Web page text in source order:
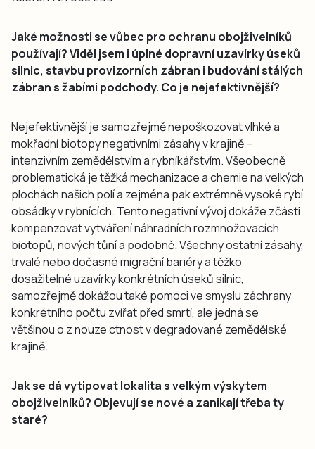
Jaké možnosti se vůbec pro ochranu obojživelníků
používají? Viděl jsem i úplné dopravní uzavírky úseků
silnic, stavbu provizorních zábran i budování stálých
zábran s žabími podchody. Co je nejefektivnější?
Nejefektivnější je samozřejmě nepoškozovat vlhké a
mokřadní biotopy negativními zásahy v krajině –
intenzivním zemědělstvím a rybníkářstvím. Všeobecně
problematická je těžká mechanizace a chemie na velkých
plochách našich polí a zejména pak extrémně vysoké rybí
obsádky v rybnících. Tento negativní vývoj dokáže zčásti
kompenzovat vytváření náhradních rozmnožovacích
biotopů, nových tůní a podobně. Všechny ostatní zásahy,
trvalé nebo dočasné migrační bariéry a těžko
dosažitelné uzavírky konkrétních úseků silnic,
samozřejmě dokážou také pomoci ve smyslu záchrany
konkrétního počtu zvířat před smrtí, ale jedná se
většinou o z nouze ctnost v degradované zemědělské
krajině.
Jak se dá vytipovat lokalita s velkým výskytem
obojživelníků? Objevují se nové a zanikají třeba ty
staré?